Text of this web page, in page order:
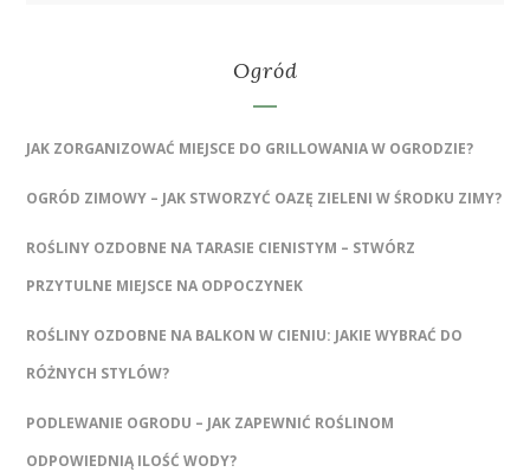
Ogród
JAK ZORGANIZOWAĆ MIEJSCE DO GRILLOWANIA W OGRODZIE?
OGRÓD ZIMOWY – JAK STWORZYĆ OAZĘ ZIELENI W ŚRODKU ZIMY?
ROŚLINY OZDOBNE NA TARASIE CIENISTYM – STWÓRZ
PRZYTULNE MIEJSCE NA ODPOCZYNEK
ROŚLINY OZDOBNE NA BALKON W CIENIU: JAKIE WYBRAĆ DO
RÓŻNYCH STYLÓW?
PODLEWANIE OGRODU – JAK ZAPEWNIĆ ROŚLINOM
ODPOWIEDNIĄ ILOŚĆ WODY?